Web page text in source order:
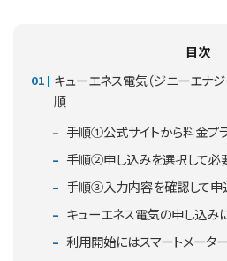
目次
キューエネス電気（ジニーエナ
順
手順①公式サイトから料金プ
手順②申し込みを選択して必
手順③入力内容を確認して申
キューエネス電気の申し込み
利用開始にはスマートメータ